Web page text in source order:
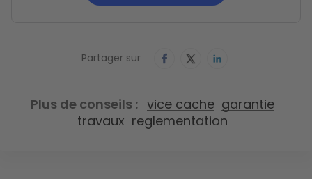
Partager sur
Plus de conseils vice cache garantie
travaux reglementation